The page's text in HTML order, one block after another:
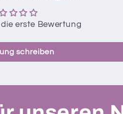
erste Bewertung
schreiben